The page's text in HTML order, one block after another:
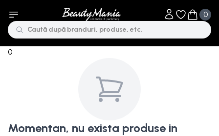
Obiecte în
0
Obiecte
0
Momentan, nu exista produse in